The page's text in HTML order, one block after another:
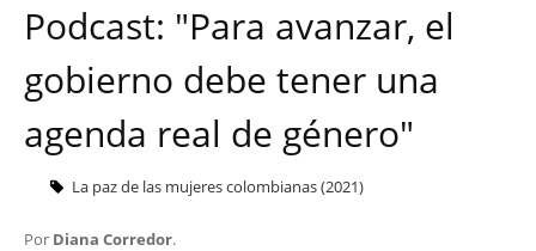
Podcast: "Para avanzar, el
gobierno debe tener una
agenda real de género"
La paz de las mujeres colombianas (2021)
Por Diana Corredor.